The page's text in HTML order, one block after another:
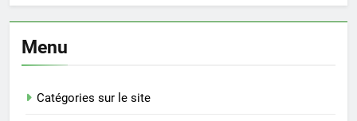
Menu
Catégories sur le site